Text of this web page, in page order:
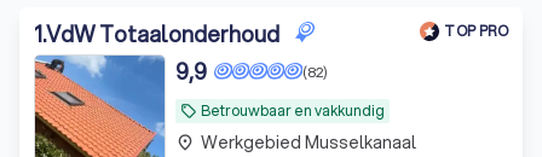
1.VdW Totaalonderhoud TOP PRO
local_offer Betrouwbaar en vakkundig
(82)
9,9
place Werkgebied Musselkanaal